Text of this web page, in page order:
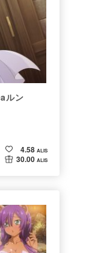
ルン
4.58 ALIS
30.00 ALIS